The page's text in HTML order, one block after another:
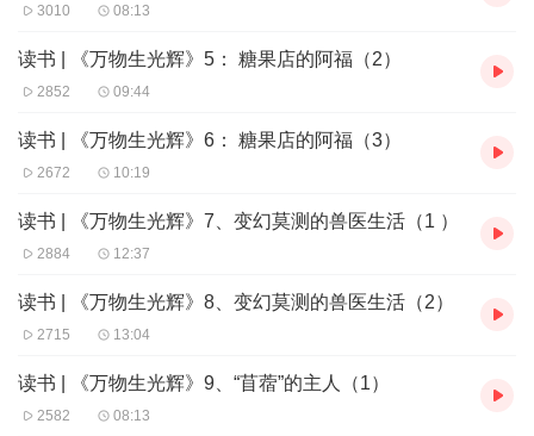
3010 08:13
读书 | 《万物生光辉》5： 糖果店的阿福（2）
2852 09:44
读书 | 《万物生光辉》6： 糖果店的阿福（3）
2672 10:19
读书 | 《万物生光辉》7、变幻莫测的兽医生活（1 ）
2884 12:37
读书 | 《万物生光辉》8、变幻莫测的兽医生活（2）
2715 13:04
读书 | 《万物生光辉》9、“苜蓿”的主人（1）
2582 08:13